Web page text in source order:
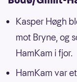
Kasper Høgh
mot Bryne, og
HamKam i fjor.
HamKam var